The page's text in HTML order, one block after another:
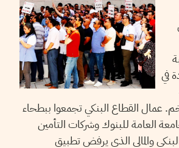
في
عمال القطاع البنكي تجمعوا ببطحاء
العامة للبنوك وشركات التأمين
والمالي الذي يرفض تطبيق